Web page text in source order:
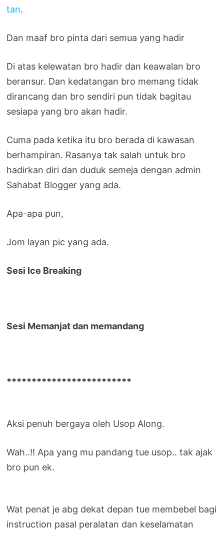
tan.
Dan maaf bro pinta dari semua yang hadir
Di atas kelewatan bro hadir dan keawalan bro
beransur. Dan kedatangan bro memang tidak
dirancang dan bro sendiri pun tidak bagitau
sesiapa yang bro akan hadir.
Cuma pada ketika itu bro berada di kawasan
berhampiran. Rasanya tak salah untuk bro
hadirkan diri dan duduk semeja dengan admin
Sahabat Blogger yang ada.
Apa-apa pun,
Jom layan pic yang ada.
Sesi Ice Breaking
Sesi Memanjat dan memandang
*************************
Aksi penuh bergaya oleh Usop Along.
Wah..!! Apa yang mu pandang tue usop.. tak ajak
bro pun ek.
Wat penat je abg dekat depan tue membebel bagi
instruction pasal peralatan dan keselamatan